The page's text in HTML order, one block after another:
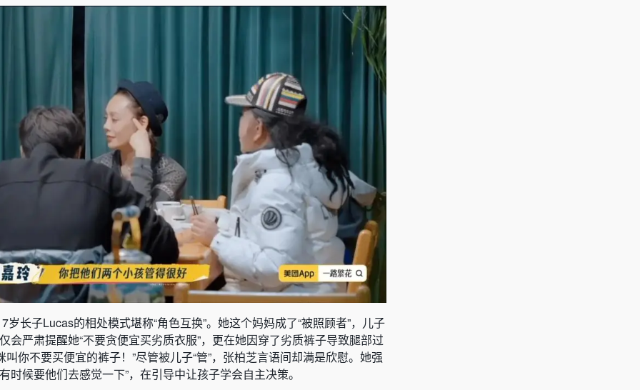
长子Lucas的相处模式堪称“角色互换”。她这个妈妈成了“被照顾者”，儿子
会严肃提醒她“不要贪便宜买劣质衣服”，更在她因穿了劣质裤子导致腿部过
叫你不要买便宜的裤子！”尽管被儿子“管”，张柏芝言语间却满是欣慰。她强
时候要他们去感觉一下”，在引导中让孩子学会自主决策。